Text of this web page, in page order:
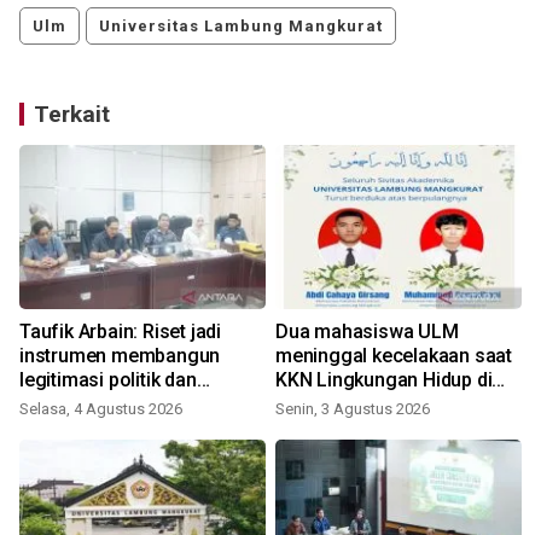
Ulm Universitas Lambung Mangkurat
Terkait
Taufik Arbain: Riset jadi
instrumen membangun
legitimasi politik dan
administratif DOB Gambut
Selasa, 4 Agustus 2026
Dua mahasiswa ULM
meninggal kecelakaan saat
KKN Lingkungan Hidup di
Tanbu
Senin, 3 Agustus 2026